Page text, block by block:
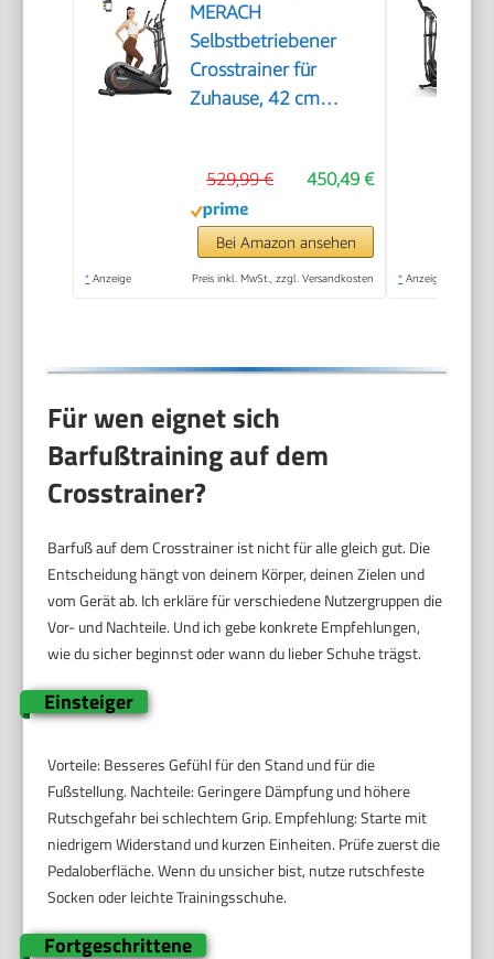
MERACH
Selbstbetriebener
Crosstrainer für
Zuhause, 42 cm
Ellipsentrainer mit
Magnetwiderstand,
16
Widerstandsstufen,
450,49 €
529,99 €
Bei Amazon ansehen
* Anzeige Preis inkl. MwSt., zzgl. Versandkosten * Anzeige
Für wen eignet sich
Barfußtraining auf dem
Crosstrainer?
Barfuß auf dem Crosstrainer ist nicht für alle gleich gut. Die
Entscheidung hängt von deinem Körper, deinen Zielen und
vom Gerät ab. Ich erkläre für verschiedene Nutzergruppen die
Vor- und Nachteile. Und ich gebe konkrete Empfehlungen,
wie du sicher beginnst oder wann du lieber Schuhe trägst.
Einsteiger
Vorteile: Besseres Gefühl für den Stand und für die
Fußstellung. Nachteile: Geringere Dämpfung und höhere
Rutschgefahr bei schlechtem Grip. Empfehlung: Starte mit
niedrigem Widerstand und kurzen Einheiten. Prüfe zuerst die
Pedaloberfläche. Wenn du unsicher bist, nutze rutschfeste
Socken oder leichte Trainingsschuhe.
Fortgeschrittene